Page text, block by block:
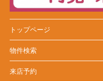
トップページ
物件検索
来店予約